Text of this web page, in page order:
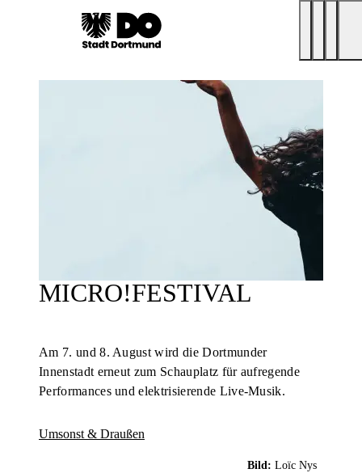
MICRO!FESTIVAL
Am 7. und 8. August wird die Dortmunder
Innenstadt erneut zum Schauplatz für aufregende
Performances und elektrisierende Live-Musik.
Umsonst & Draußen
Bild: Loïc Nys